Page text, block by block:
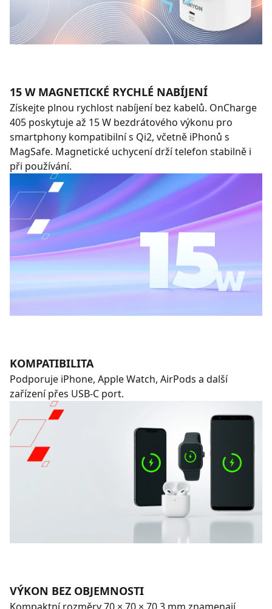
15 W MAGNETICKÉ RYCHLÉ NABÍJENÍ
Získejte plnou rychlost nabíjení bez kabelů. OnCharge
405 poskytuje až 15 W bezdrátového výkonu pro
smartphony kompatibilní s Qi2, včetně iPhonů s
MagSafe. Magnetické uchycení drží telefon stabilně i
při používání.
KOMPATIBILITA
Podporuje iPhone, Apple Watch, AirPods a další
zařízení přes USB-C port.
VÝKON BEZ OBJEMNOSTI